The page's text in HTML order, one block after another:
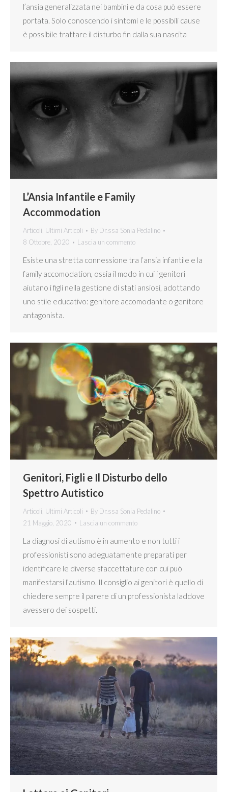
l’ansia generalizzata nei bambini e da cosa può essere
portata. Solo conoscendo i sintomi e le possibili cause
è possibile trattare il disturbo fin dalla sua nascita
L’Ansia Infantile e Family
Accommodation
Articoli Ultimi Articoli By Dr.ssa Sonia Pedalino
8 Ottobre, 2020
Lascia un commento
Esiste una stretta connessione tra l’ansia infantile e la
family accomodation, ossia il modo in cui i genitori
aiutano i figli nella gestione di stati ansiosi, adottando
uno stile educativo: genitore accomodante o genitore
antagonista.
Genitori, Figli e Il Disturbo dello
Spettro Autistico
Articoli Ultimi Articoli By Dr.ssa Sonia Pedalino
21 Maggio, 2020
Lascia un commento
La diagnosi di autismo è in aumento e non tutti i
professionisti sono adeguatamente preparati per
identificare le diverse sfaccettature con cui può
manifestarsi l’autismo. Il consiglio ai genitori è quello di
chiedere sempre il parere di un professionista laddove
avessero dei sospetti.